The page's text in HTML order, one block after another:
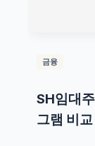
금융
SH임대
그램 비교